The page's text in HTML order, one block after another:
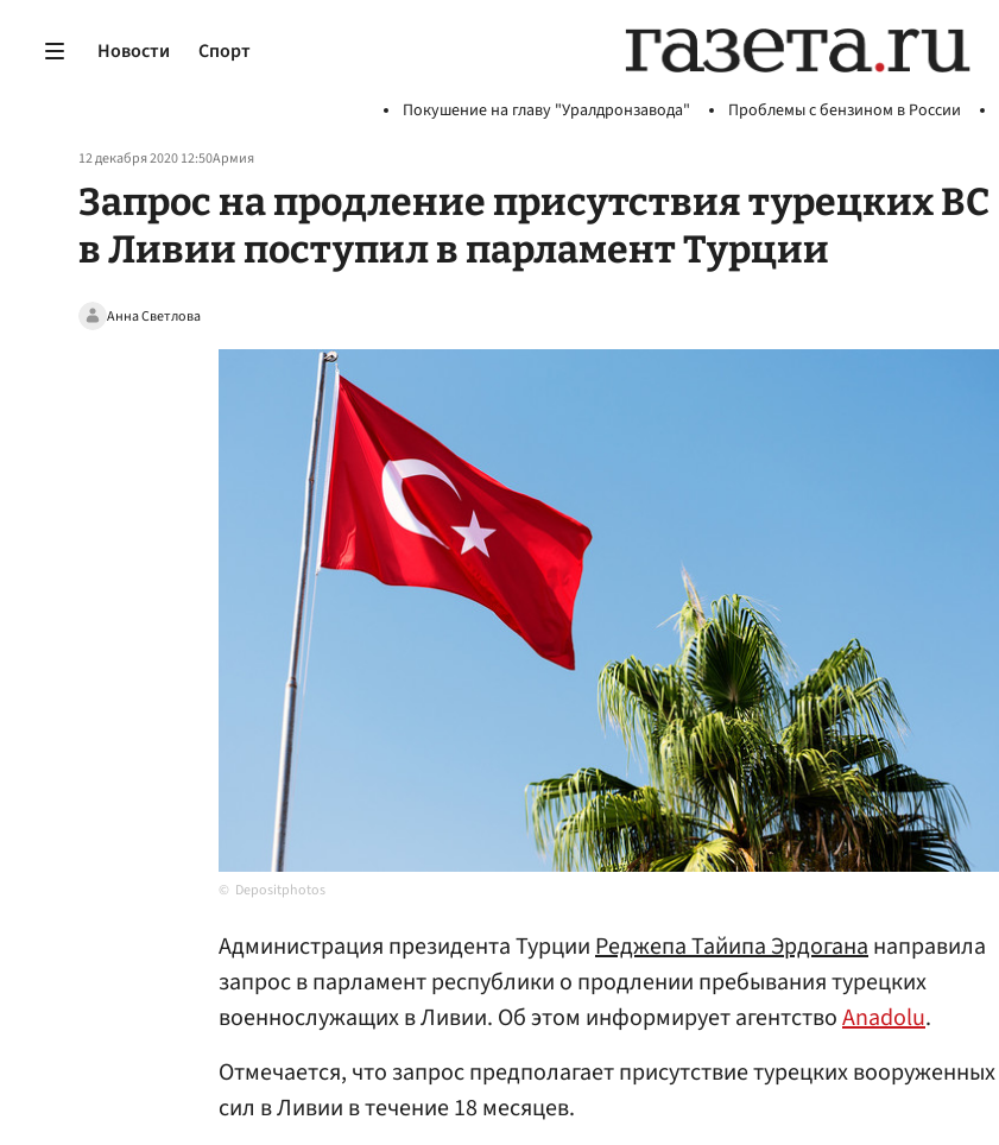
Новости Спорт
Покушение на главу "Уралдронзавода" Проблемы с бензином в России
12 декабря 2020 12:50Армия
Запрос на продление присутствия турецких ВС
в Ливии поступил в парламент Турции
Анна Светлова
Depositphotos
Администрация президента ТурцииРеджепа Тайипа Эрдогананаправила
запрос в парламент республики о продлении пребывания турецких
военнослужащих в Ливии. Об этом информирует агентствоAnadolu.
Отмечается, что запрос предполагает присутствие турецких вооруженных
сил в Ливии в течение 18 месяцев.